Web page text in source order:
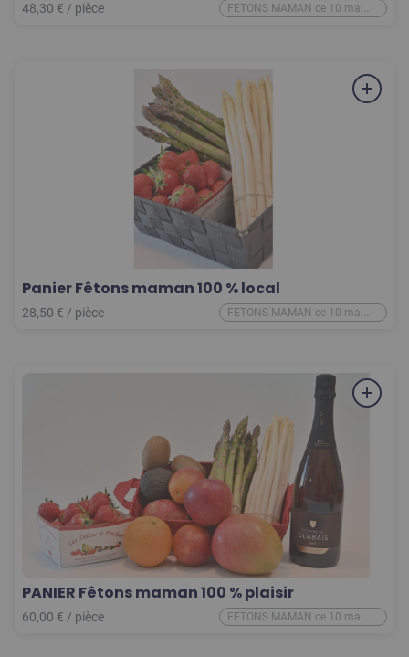
48,30 € / pièce
FETONS MAMAN ce 10 mai
2026
Panier Fêtons maman 100 % local
28,50 € / pièce
FETONS MAMAN ce 10 mai
2026
PANIER Fêtons maman 100 % plaisir
60,00 € / pièce
FETONS MAMAN ce 10 mai
2026